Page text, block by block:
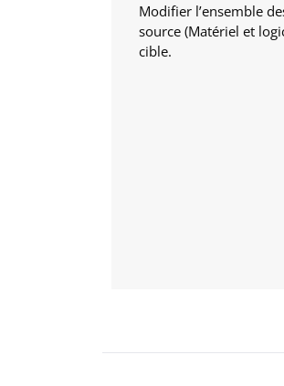
Modifier l’ensemble
source (Matériel et
cible.